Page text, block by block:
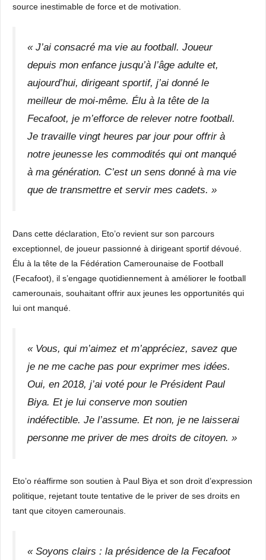
source inestimable de force et de motivation.
« J’ai consacré ma vie au football. Joueur
depuis mon enfance jusqu’à l’âge adulte et,
aujourd’hui, dirigeant sportif, j’ai donné le
meilleur de moi-même. Élu à la tête de la
Fecafoot, je m’efforce de relever notre football.
Je travaille vingt heures par jour pour offrir à
notre jeunesse les commodités qui ont manqué
à ma génération. C’est un sens donné à ma vie
que de transmettre et servir mes cadets. »
Dans cette déclaration, Eto’o revient sur son parcours
exceptionnel, de joueur passionné à dirigeant sportif dévoué.
Élu à la tête de la Fédération Camerounaise de Football
(Fecafoot), il s’engage quotidiennement à améliorer le football
camerounais, souhaitant offrir aux jeunes les opportunités qui
lui ont manqué.
« Vous, qui m’aimez et m’appréciez, savez que
je ne me cache pas pour exprimer mes idées.
Oui, en 2018, j’ai voté pour le Président Paul
Biya. Et je lui conserve mon soutien
indéfectible. Je l’assume. Et non, je ne laisserai
personne me priver de mes droits de citoyen. »
Eto’o réaffirme son soutien à Paul Biya et son droit d’expression
politique, rejetant toute tentative de le priver de ses droits en
tant que citoyen camerounais.
« Soyons clairs : la présidence de la Fecafoot